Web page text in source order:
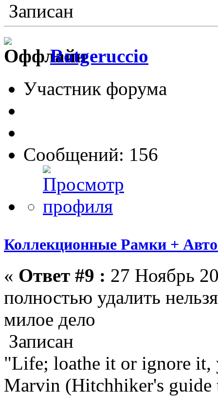
Записан
Rotgeruccio
Участник форума
Сообщений: 156
Коллекционные Рамки +
« Ответ #9 : 27 Ноябрь
полностью удалить
милое дело
Записан
"Life; loathe it or ignore
Marvin (Hitchhiker's guide